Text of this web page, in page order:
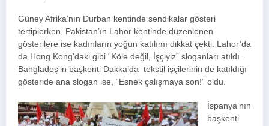
Güney Afrika’nın Durban kentinde sendikalar gösteri
tertiplerken, Pakistan’ın Lahor kentinde düzenlenen
gösterilere ise kadınların yoğun katılımı dikkat çekti. Lahor’da
da Hong Kong’daki gibi “Köle değil, İşçiyiz” sloganları atıldı.
Bangladeş’in başkenti Dakka’da tekstil işçilerinin de katıldığı
gösteride ana slogan ise, “Esnek çalışmaya son!” oldu.
İspanya’nın
başkenti